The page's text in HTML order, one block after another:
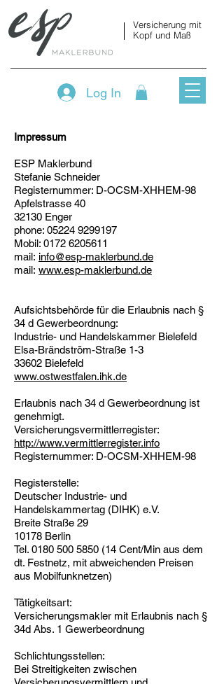
Versicherung mit
Kopf und Maß
Log In
Impressum
ESP Maklerbund
Stefanie Schneider
Registernummer: D-OCSM-XHHEM-98
Apfelstrasse 40
32130 Enger
phone: 05224 9299197
Mobil: 0172 6205611
mail: info@esp-maklerbund.de
mail: www.esp-maklerbund.de
Aufsichtsbehörde für die Erlaubnis nach §
34 d Gewerbeordnung:
Industrie- und Handelskammer Bielefeld
Elsa-Brändström-Straße 1-3
33602 Bielefeld
www.ostwestfalen.ihk.de
Erlaubnis nach 34 d Gewerbeordnung ist
genehmigt.
Versicherungsvermittlerregister:
http://www.vermittlerregister.info
Registernummer: D-OCSM-XHHEM-98
Registerstelle:
Deutscher Industrie- und
Handelskammertag (DIHK) e.V.
Breite Straße 29
10178 Berlin
Tel. 0180 500 5850 (14 Cent/Min aus dem
dt. Festnetz, mit abweichenden Preisen
aus Mobilfunknetzen)
Tätigkeitsart:
Versicherungsmakler mit Erlaubnis nach §
34d Abs. 1 Gewerbeordnung
Schlichtungsstellen:
Bei Streitigkeiten zwischen